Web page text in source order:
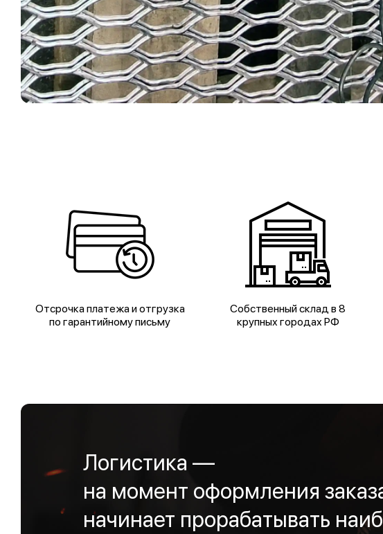
Отсрочка платежа и отгрузка
по гарантийному письму
Собственный склад в 8
крупных городах РФ
Логистика —
на момент оформления
начинает прорабатывать